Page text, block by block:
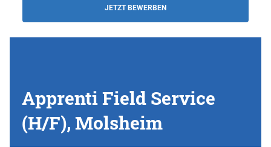
JETZT BEWERBEN
Apprenti Field Service
(H/F), Molsheim